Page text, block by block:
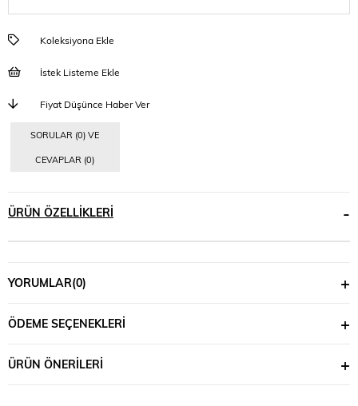
Koleksiyona Ekle
İstek Listeme Ekle
Fiyat Düşünce Haber Ver
SORULAR (0) VE
CEVAPLAR (0)
ÜRÜN ÖZELLIKLERI
YORUMLAR(0)
ÖDEME SEÇENEKLERI
ÜRÜN ÖNERILERI